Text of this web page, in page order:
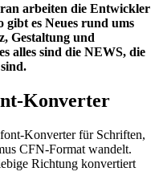
arbeiten die Entwickler
es Neues rund ums
Gestaltung und
alles sind die NEWS, die
Konverter
Konverter für Schriften,
CFN-Format wandelt.
Richtung konvertiert